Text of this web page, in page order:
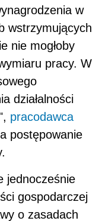
w
wstrzymujących
nie mogłoby
pracy. W
działalności
pracodawca
postępowanie
jednocześnie
gospodarczej
o zasadach